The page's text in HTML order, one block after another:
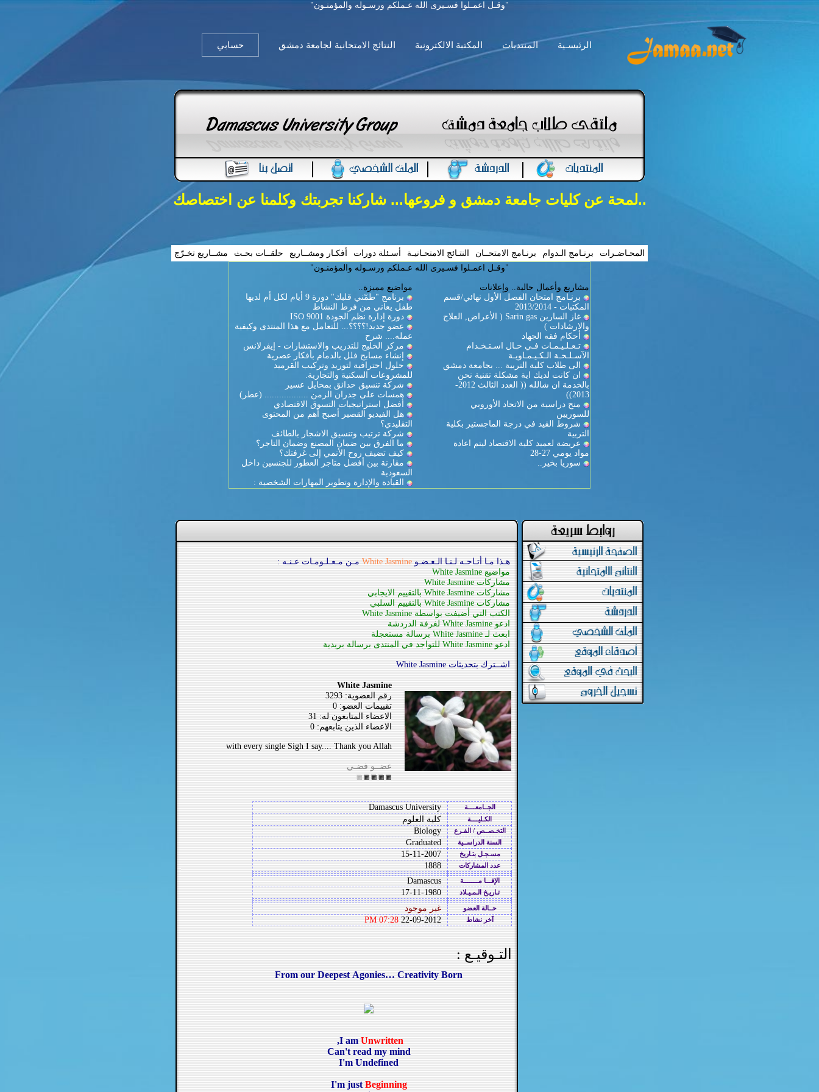
"وقـل اعمـلوا فسـيرى الله عـملكم ورسـوله والمؤمنـون"
الرئيسـية المنتديات المكتبة الالكترونية النتائج الامتحانية لجامعة دمشق حسابي
..لمحة عن كليات جامعة دمشق و فروعها... شاركنا تجربتك وكلمنا عن اختصاصك
المحـاضـرات برنـامج الـدوام برنـامج الامتحــان النتـائج الامتحـانيـة أسـئلة دورات أفكـار ومشــاريع حلقــات بحـث
مشــاريع تخـرّج
"وقـل اعمـلوا فسـيرى الله عـملكم ورسـوله والمؤمنـون"
مشاريع وأعمال حالية.. وإعلانات
برنـامج امتحان الفصل الأول نهائي/قسم
المكتبات - 2013/2014
غاز السارين Sarin gas ( الأعراض, العلاج
والارشادات )
أحكام فقه الجهاد
تـعـلـيـمـات فـي حـال اسـتـخـدام
الآسـلـحـة الـكـيـمـاويـة
الى طلاب كلية التربية ... بجامعة دمشق
ان كانت لديك اية مشكلة تقنية نحن
بالخدمة ان شالله (( العدد الثالث 2012-
2013))
منح دراسية من الاتحاد الأوروبي
للسوريين
شروط القيد في درجة الماجستير بكلية
التربية
عريضة لعميد كلية الاقتصاد ليتم اعادة
مواد يومي 27-28
سوريا بخير..
مواضيع مميزة..
برنامج "طمّني قلبك" دورة 9 أيام لكل أم لديها
طفل يعاني من فرط النشاط
دورة إدارة نظم الجودة ISO 9001
عضو جديد!؟؟؟؟... للتعامل مع هذا المنتدى وكيفية
عمله.... شرح
مركز الخليج للتدريب والاستشارات - إيفرلانس
إنشاء مسابح فلل بالدمام بأفكار عصرية
حلول احترافية لتوريد وتركيب القرميد
للمشروعات السكنية والتجارية.
شركة تنسيق حدائق بمحايل عسير
همسات على جدران الزمن .................. (عطر)
أفضل استراتيجيات التسوق الاقتصادي
هل الفيديو القصير أصبح أهم من المحتوى
التقليدي؟
شركة ترتيب وتنسيق الاشجار بالطائف
ما الفرق بين ضمان المصنع وضمان التاجر؟
كيف تضيف روح الأنمي إلى غرفتك؟
مقارنة بين أفضل متاجر العطور للجنسين داخل
السعودية
القيادة والإدارة وتطوير المهارات الشخصية :
هـذا مـا أتـاحـه لـنـا الـعـضـو White Jasmine مـن مـعـلـومـات عـنـه :
مواضيع White Jasmine
مشاركات White Jasmine
مشاركات White Jasmine بالتقييم الايجابي
مشاركات White Jasmine بالتقييم السلبي
الكتب التي أضيفت بواسطة White Jasmine
ادعو White Jasmine لغرفة الدردشة
ابعث لـ White Jasmine برسالة مستعجلة
ادعو White Jasmine للتواجد في المنتدى برسالة بريدية
اشــترك بتحديثات White Jasmine
White Jasmine
رقم العضوية: 3293
تقييمات العضو: 0
الاعضاء المتابعون له: 31
الاعضاء الذين يتابعهم: 0
with every single Sigh I say.... Thank you Allah
عضــو فضـي
الجــامعــــة Damascus University
الكـليــــة كلية العلوم
التخـصــص / الفـرع Biology
السنة الدراســية Graduated
مسـجـل بتـاريخ 15-11-2007
عدد المشاركات 1888
الإقـــا مــــــــة Damascus
تـاريـخ الـمـيـلاد 17-11-1980
حــالة العضو غير موجود
آخر نشاط 22-09-2012
07:28 PM
التـوقيـع :
From our Deepest Agonies… Creativity Born
I am Unwritten
,
Can't read my mind
I'm Undefined
I'm just Beginning